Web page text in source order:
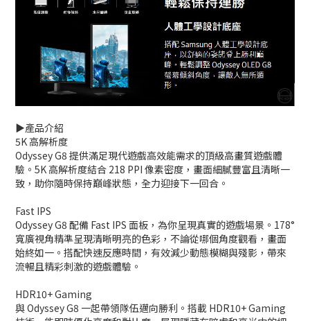
▶️產品介紹
5K 高解析度
Odyssey G8 提供滿足現代遊戲高效能需求的頂級高畫質遊戲體
驗。5K 高解析度結合 218 PPI 像素密度，畫面細膩豐富且清晰一
致，助你隨時保持巔峰狀態，全力迎接下一回合。
Fast IPS
Odyssey G8 配備 Fast IPS 面板，為你呈現真實的遊戲場景。178°
寬廣視角精準呈現清晰明亮的色彩，不論從哪個角度觀看，畫面
始終如一。搭配快速反應時間，有效減少動態模糊與殘影，帶來
流暢且精彩刺激的遊戲體驗。
HDR10+ Gaming
與 Odyssey G8 一起帶領隊伍邁向勝利。搭載 HDR10+ Gaming